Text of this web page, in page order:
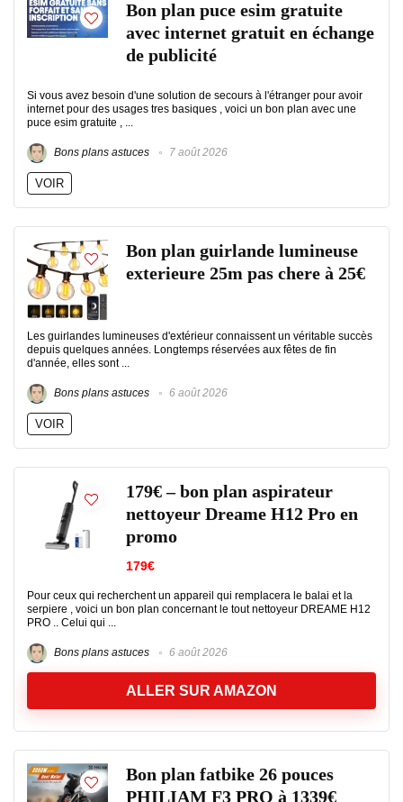
Bon plan puce esim gratuite
avec internet gratuit en échange
de publicité
Si vous avez besoin d'une solution de secours à l'étranger pour avoir
internet pour des usages tres basiques , voici un bon plan avec une
puce esim gratuite , ...
Bons plans astuces 7 août 2026
VOIR
Bon plan guirlande lumineuse
exterieure 25m pas chere à 25€
Les guirlandes lumineuses d'extérieur connaissent un véritable succès
depuis quelques années. Longtemps réservées aux fêtes de fin
d'année, elles sont ...
Bons plans astuces 6 août 2026
VOIR
179€ – bon plan aspirateur
nettoyeur Dreame H12 Pro en
promo
179€
Pour ceux qui recherchent un appareil qui remplacera le balai et la
serpiere , voici un bon plan concernant le tout nettoyeur DREAME H12
PRO .. Celui qui ...
Bons plans astuces 6 août 2026
ALLER SUR AMAZON
Bon plan fatbike 26 pouces
PHILIAM F3 PRO à 1339€